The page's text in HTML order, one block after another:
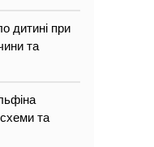
дитині при
та
та